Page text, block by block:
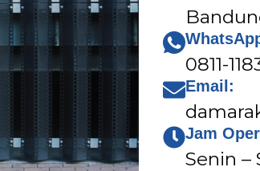
0811-
Email:
Jam
Senin –